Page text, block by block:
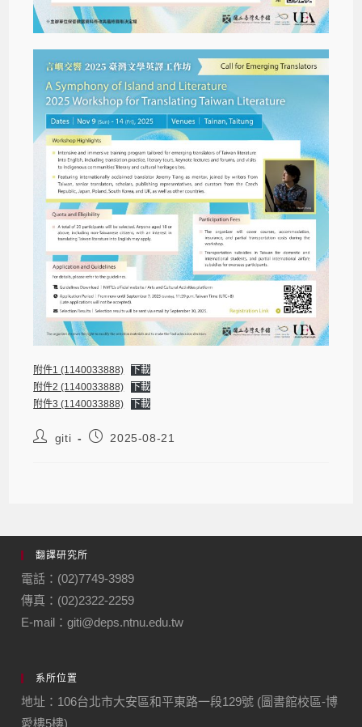
附件1 (1140033888)
下載
附件2 (1140033888)
下載
附件3 (1140033888)
下載
giti 2025-08-21
翻譯研究所
電話：(02)7749-3989
傳真：(02)2322-2259
E-mail：giti@deps.ntnu.edu.tw
系所位置
地址：106台北市大安區和平東路一段129號 (圖書館校區-博
愛樓5樓)